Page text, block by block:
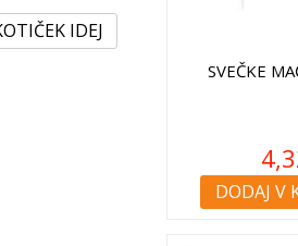
SVEČKE
DODAJ V
IDEJ